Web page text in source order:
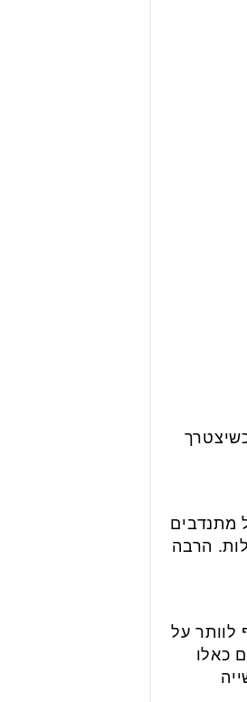
יש לנו תא חזק מאד של מתנדבים
הרבה
לוותר על
כאלו